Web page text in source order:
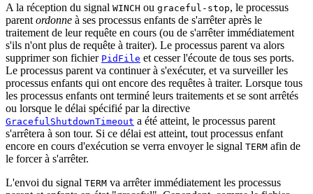
A la réception du signal WINCH ou graceful-stop, le processus
parent ordonne à ses processus enfants de s'arrêter après le
traitement de leur requête en cours (ou de s'arrêter immédiatement
s'ils n'ont plus de requête à traiter). Le processus parent va alors
supprimer son fichier PidFile et cesser l'écoute de tous ses ports.
Le processus parent va continuer à s'exécuter, et va surveiller les
processus enfants qui ont encore des requêtes à traiter. Lorsque tous
les processus enfants ont terminé leurs traitements et se sont arrêtés
ou lorsque le délai spécifié par la directive
GracefulShutdownTimeout a été atteint, le processus parent
s'arrêtera à son tour. Si ce délai est atteint, tout processus enfant
encore en cours d'exécution se verra envoyer le signal TERM afin de
le forcer à s'arrêter.
L'envoi du signal TERM va arrêter immédiatement les processus